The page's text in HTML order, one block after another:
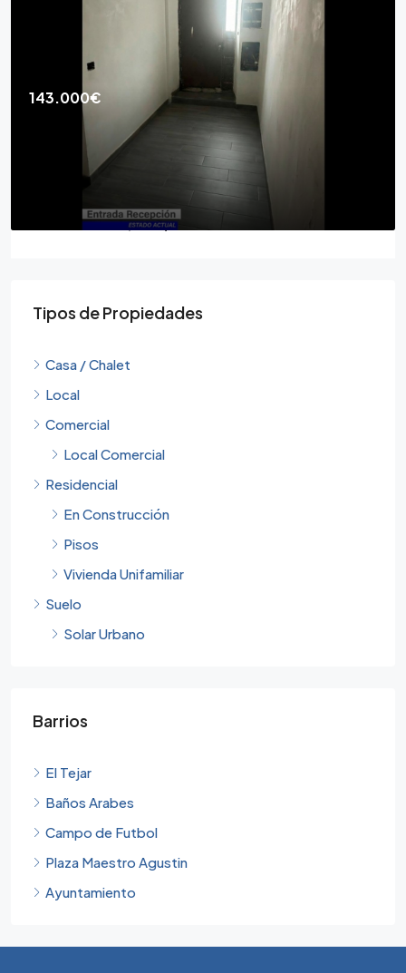
143.000€
Casa de Pueblo 3d para Acabar
2
CASAS DE PUEBLO, CASA / CHALET
Tipos de Propiedades
Casa / Chalet
Local
Comercial
Local Comercial
Residencial
En Construcción
Pisos
Vivienda Unifamiliar
Suelo
Solar Urbano
Barrios
El Tejar
Baños Arabes
Campo de Futbol
Plaza Maestro Agustin
Ayuntamiento